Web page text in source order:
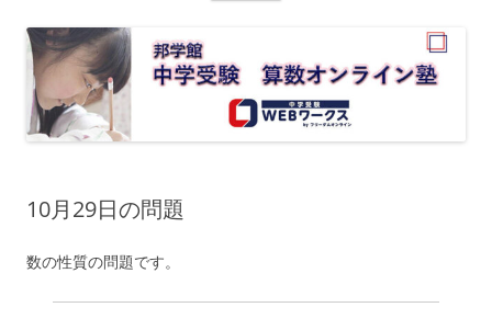
10月29日の問題
数の性質の問題です。